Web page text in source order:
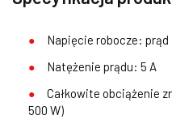
Napięcie robocze: prąd
Natężenie prądu: 5 A
Całkowite obciążenie
500 W)